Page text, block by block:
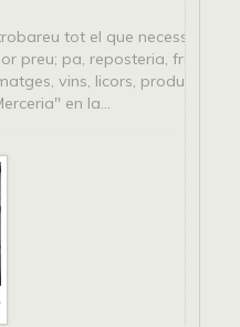
tot el que necessiteu en
preu; pa, reposteria, fruita,
vins, licors, productes
en la...